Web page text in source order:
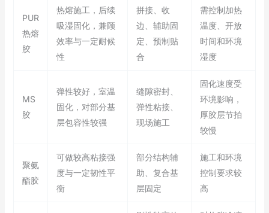
PUR
热熔
胶
热熔施工，后续
吸湿固化，兼顾
效率与一定耐候
性
拼接、收
边、辅助固
定、预制贴
合
需控制加热
温度、开放
时间和环境
湿度
MS
胶
弹性较好，室温
固化，对部分基
层包容性较强
缝隙密封、
弹性粘接、
现场施工
固化速度受
环境影响，
厚胶层节拍
较慢
聚氨
酯胶
可做较高粘接强
度与一定韧性平
衡
部分结构辅
助、复合基
层固定
施工和环境
控制要求较
高